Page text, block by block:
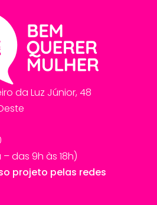
da Luz Júnior, 48
das 9h às 18h)
projeto pelas redes